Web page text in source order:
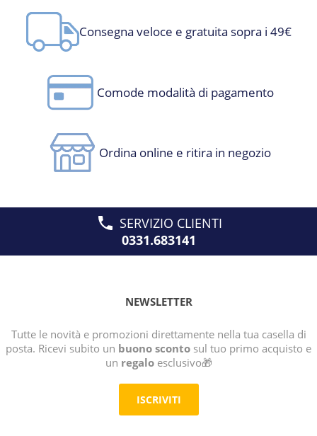
Consegna veloce e gratuita sopra i 49€
Comode modalità di pagamento
Ordina online e ritira in negozio
SERVIZIO CLIENTI
0331.683141
NEWSLETTER
Tutte le novità e promozioni direttamente nella tua casella di
posta. Ricevi subito un buono sconto sul tuo primo acquisto e
un regaloesclusivo🎁
ISCRIVITI